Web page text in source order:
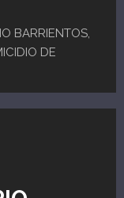
BARRIENTOS,
DE